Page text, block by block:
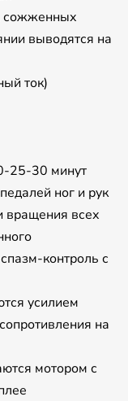
сожженных
выводятся на
ток)
25-30 минут
ног и рук
вращения всех
контроль с
усилием
на
мотором с